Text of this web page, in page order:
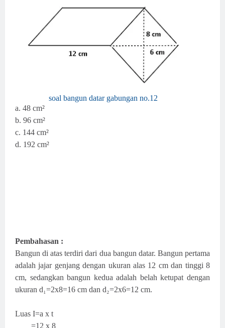
soal bangun datar gabungan no.12
a. 48 cm²
b. 96 cm²
c. 144 cm²
d. 192 cm²
Pembahasan :
Bangun di atas terdiri dari dua bangun datar. Bangun pertama
adalah jajar genjang dengan ukuran alas 12 cm dan tinggi 8
cm, sedangkan bangun kedua adalah belah ketupat dengan
ukuran d₁=2x8=16 cm dan d₂=2x6=12 cm.
Luas I=a x t
=12 x 8